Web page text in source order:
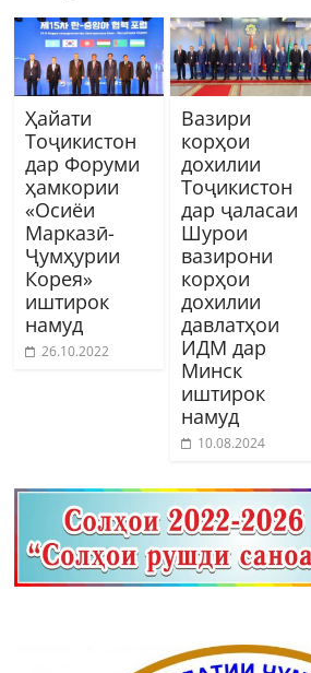
Ҳайати
Тоҷикистон
дар Форуми
ҳамкории
«Осиёи
Марказӣ-
Ҷумҳурии
Корея»
иштирок
намуд
26.10.2022
Вазири
корҳои
дохилии
Тоҷикистон
дар ҷаласаи
Шурои
вазирони
корҳои
дохилии
давлатҳои
ИДМ дар
Минск
иштирок
намуд
10.08.2024